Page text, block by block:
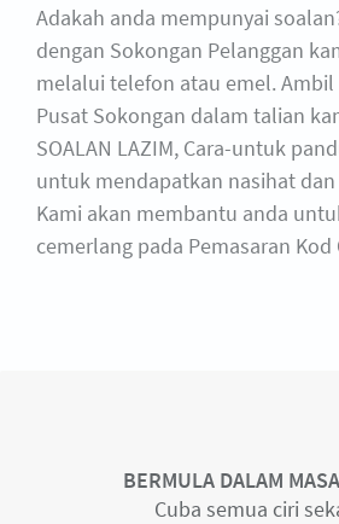
Adakah anda mempunyai
dengan Sokongan Pelanggan
melalui telefon atau emel.
Pusat Sokongan dalam talian
SOALAN LAZIM, Cara-untuk
untuk mendapatkan nasihat dan
Kami akan membantu anda
cemerlang pada Pemasaran Kod
BERMULA DALAM
Cuba semua ciri